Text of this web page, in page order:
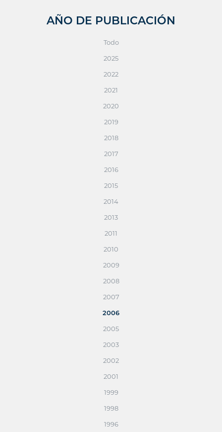
AÑO DE PUBLICACIÓN
Todo
2025
2022
2021
2020
2019
2018
2017
2016
2015
2014
2013
2011
2010
2009
2008
2007
2006
2005
2003
2002
2001
1999
1998
1996